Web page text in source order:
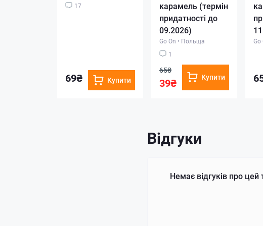
17
69₴ Купити
карамель (термін
придатності до
09.2026)
Go On • Польща
1
65₴
39₴ Купити
Go
Відгуки
Немає відгуків про